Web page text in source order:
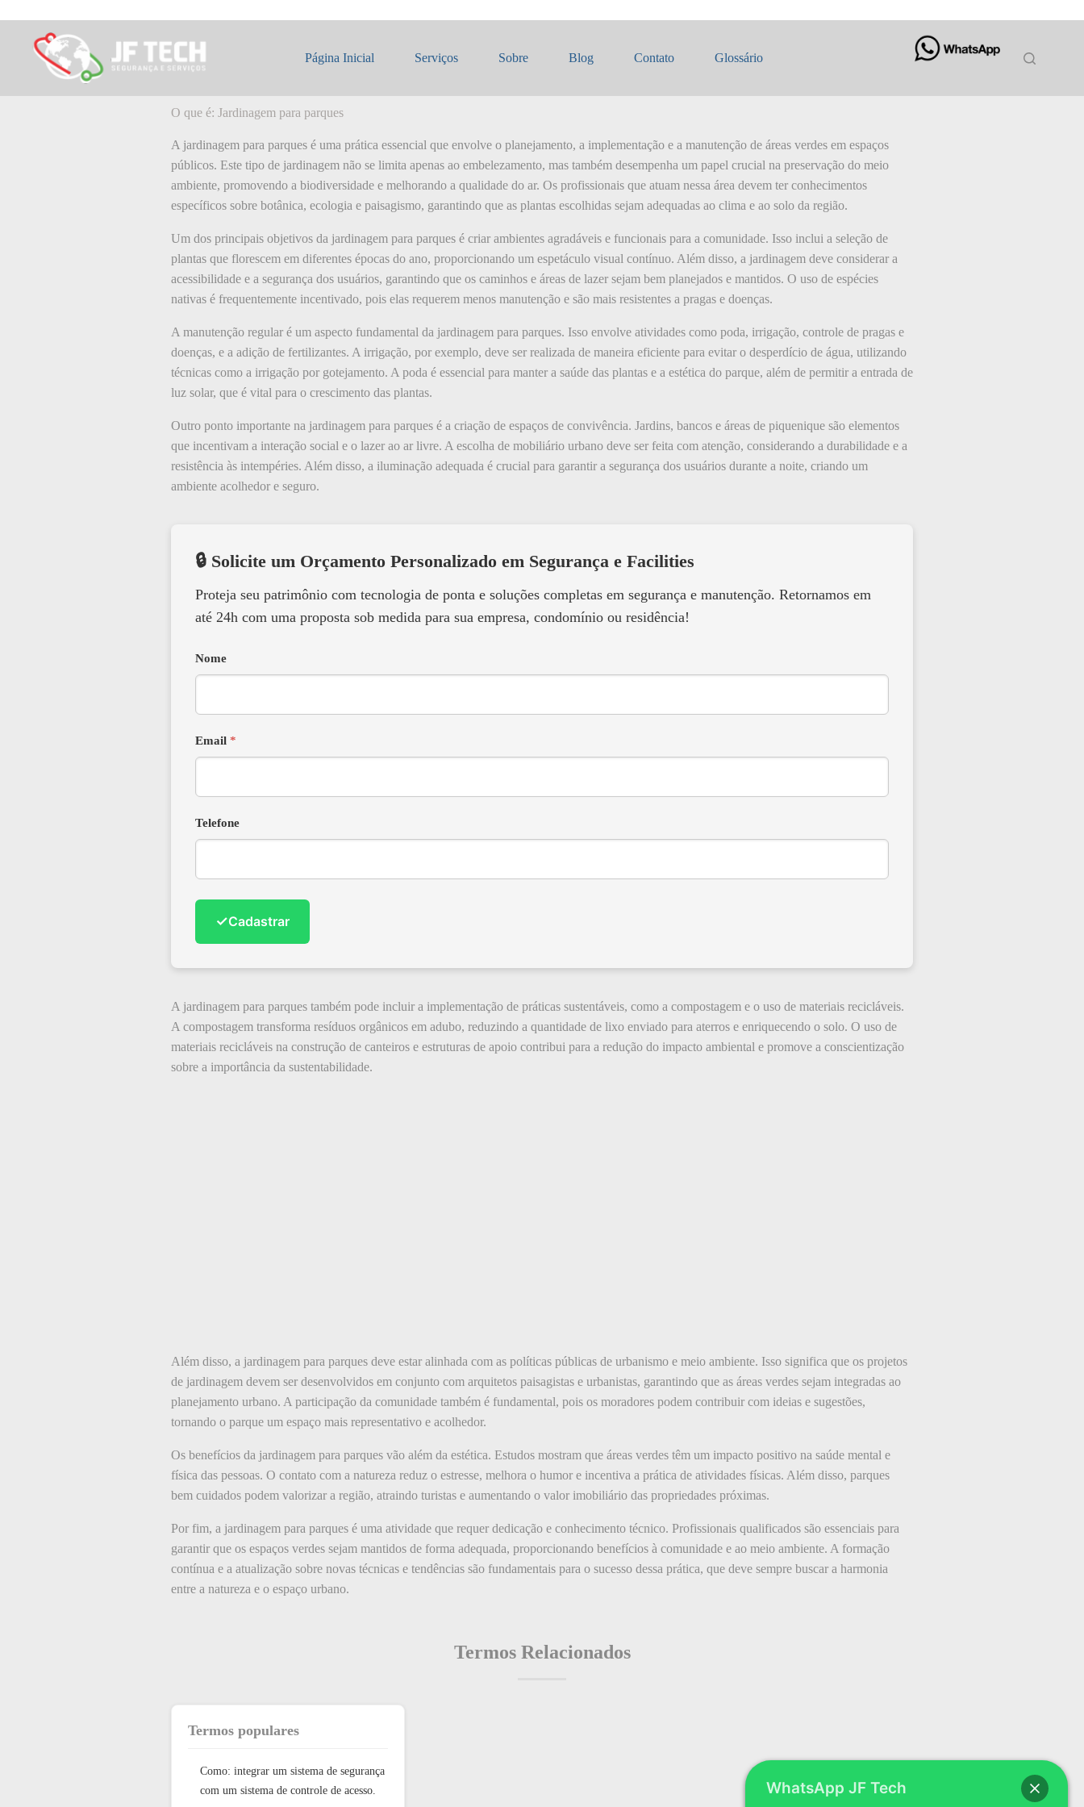
para
conteúdo
Página Inicial Serviços Sobre Blog Contato Glossário
O que é: Jardinagem para parques
O que é: Jardinagem para parques
A jardinagem para parques é uma prática essencial que envolve o planejamento, a implementação e a manutenção de áreas verdes em espaços
públicos. Este tipo de jardinagem não se limita apenas ao embelezamento, mas também desempenha um papel crucial na preservação do meio
ambiente, promovendo a biodiversidade e melhorando a qualidade do ar. Os profissionais que atuam nessa área devem ter conhecimentos
específicos sobre botânica, ecologia e paisagismo, garantindo que as plantas escolhidas sejam adequadas ao clima e ao solo da região.
Um dos principais objetivos da jardinagem para parques é criar ambientes agradáveis e funcionais para a comunidade. Isso inclui a seleção de
plantas que florescem em diferentes épocas do ano, proporcionando um espetáculo visual contínuo. Além disso, a jardinagem deve considerar a
acessibilidade e a segurança dos usuários, garantindo que os caminhos e áreas de lazer sejam bem planejados e mantidos. O uso de espécies
nativas é frequentemente incentivado, pois elas requerem menos manutenção e são mais resistentes a pragas e doenças.
A manutenção regular é um aspecto fundamental da jardinagem para parques. Isso envolve atividades como poda, irrigação, controle de pragas e
doenças, e a adição de fertilizantes. A irrigação, por exemplo, deve ser realizada de maneira eficiente para evitar o desperdício de água, utilizando
técnicas como a irrigação por gotejamento. A poda é essencial para manter a saúde das plantas e a estética do parque, além de permitir a entrada de
luz solar, que é vital para o crescimento das plantas.
Outro ponto importante na jardinagem para parques é a criação de espaços de convivência. Jardins, bancos e áreas de piquenique são elementos
que incentivam a interação social e o lazer ao ar livre. A escolha de mobiliário urbano deve ser feita com atenção, considerando a durabilidade e a
resistência às intempéries. Além disso, a iluminação adequada é crucial para garantir a segurança dos usuários durante a noite, criando um
ambiente acolhedor e seguro.
🔒 Solicite um Orçamento Personalizado em Segurança e Facilities
Proteja seu patrimônio com tecnologia de ponta e soluções completas em segurança e manutenção. Retornamos em
até 24h com uma proposta sob medida para sua empresa, condomínio ou residência!
Nome
Email *
Telefone
✓Cadastrar
A jardinagem para parques também pode incluir a implementação de práticas sustentáveis, como a compostagem e o uso de materiais recicláveis.
A compostagem transforma resíduos orgânicos em adubo, reduzindo a quantidade de lixo enviado para aterros e enriquecendo o solo. O uso de
materiais recicláveis na construção de canteiros e estruturas de apoio contribui para a redução do impacto ambiental e promove a conscientização
sobre a importância da sustentabilidade.
Além disso, a jardinagem para parques deve estar alinhada com as políticas públicas de urbanismo e meio ambiente. Isso significa que os projetos
de jardinagem devem ser desenvolvidos em conjunto com arquitetos paisagistas e urbanistas, garantindo que as áreas verdes sejam integradas ao
planejamento urbano. A participação da comunidade também é fundamental, pois os moradores podem contribuir com ideias e sugestões,
tornando o parque um espaço mais representativo e acolhedor.
Os benefícios da jardinagem para parques vão além da estética. Estudos mostram que áreas verdes têm um impacto positivo na saúde mental e
física das pessoas. O contato com a natureza reduz o estresse, melhora o humor e incentiva a prática de atividades físicas. Além disso, parques
bem cuidados podem valorizar a região, atraindo turistas e aumentando o valor imobiliário das propriedades próximas.
Por fim, a jardinagem para parques é uma atividade que requer dedicação e conhecimento técnico. Profissionais qualificados são essenciais para
garantir que os espaços verdes sejam mantidos de forma adequada, proporcionando benefícios à comunidade e ao meio ambiente. A formação
contínua e a atualização sobre novas técnicas e tendências são fundamentais para o sucesso dessa prática, que deve sempre buscar a harmonia
entre a natureza e o espaço urbano.
Termos Relacionados
Termos populares
Como: integrar um sistema de segurança
com um sistema de controle de acesso.
WhatsApp JF Tech